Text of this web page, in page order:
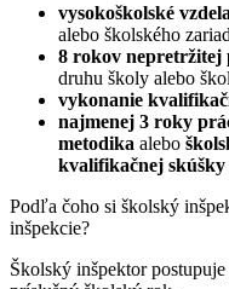
vysokoškolské
alebo školského
8 rokov nepretržitej
druhu školy alebo
vykonanie
najmenej 3 roky
metodika alebo
kvalifikačnej skúšky
Podľa čoho si školský
inšpekcie?
Školský inšpektor